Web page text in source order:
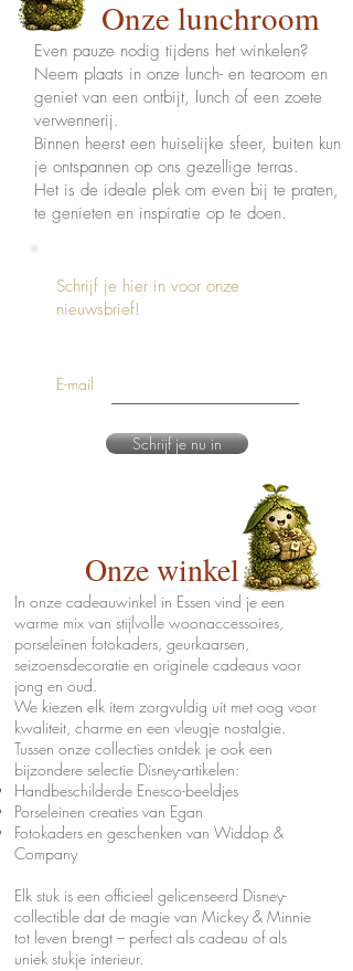
Onze lunchroom
Even pauze nodig tijdens het winkelen?
Neem plaats in onze lunch- en tearoom en
geniet van een ontbijt, lunch of een zoete
verwennerij.
Binnen heerst een huiselijke sfeer, buiten kun
je ontspannen op ons gezellige terras.
Het is de ideale plek om even bij te praten,
te genieten en inspiratie op te doen.
Schrijf je hier in voor onze
nieuwsbrief!
E-mail
Schrijf je nu in
Onze winkel
In onze cadeauwinkel in Essen vind je een
warme mix van stijlvolle woonaccessoires,
porseleinen fotokaders, geurkaarsen,
seizoensdecoratie en originele cadeaus voor
jong en oud.
We kiezen elk item zorgvuldig uit met oog voor
kwaliteit, charme en een vleugje nostalgie.
Tussen onze collecties ontdek je ook een
bijzondere selectie Disney-artikelen:
Handbeschilderde Enesco-beeldjes
Porseleinen creaties van Egan
Fotokaders en geschenken van Widdop &
Company
Elk stuk is een officieel gelicenseerd Disney-
collectible dat de magie van Mickey & Minnie
tot leven brengt – perfect als cadeau of als
uniek stukje interieur.